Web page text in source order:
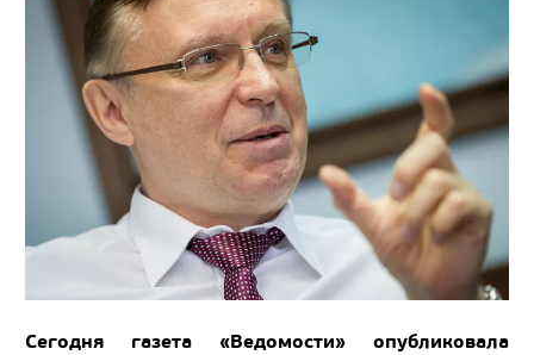
Сегодня газета «Ведомости» опубликовала